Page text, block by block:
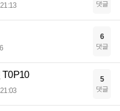
21:13 댓글
6
댓글
T0P10
21:03
5
댓글